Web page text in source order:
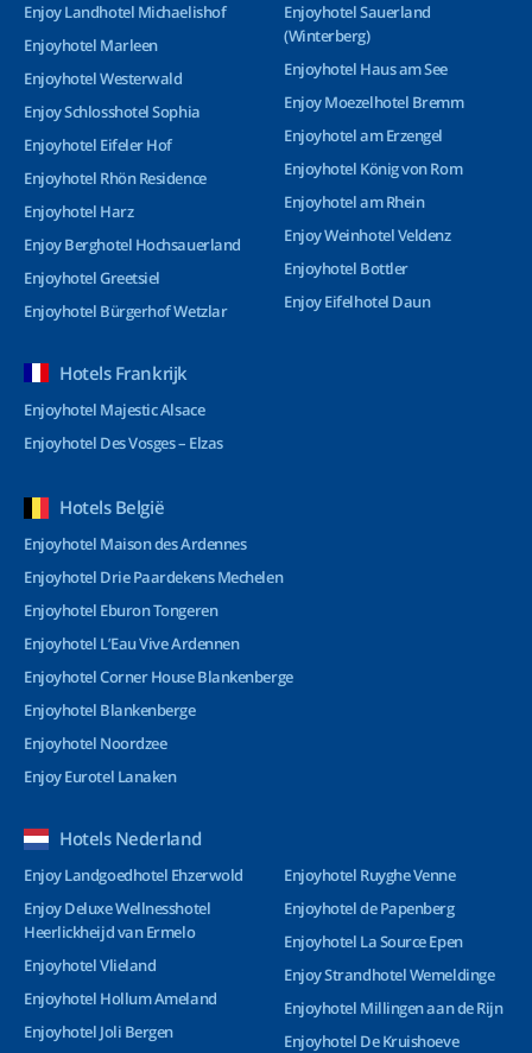
Enjoy Landhotel Michaelishof
Enjoyhotel Marleen
Enjoyhotel Westerwald
Enjoy Schlosshotel Sophia
Enjoyhotel Eifeler Hof
Enjoyhotel Rhön Residence
Enjoyhotel Harz
Enjoy Berghotel Hochsauerland
Enjoyhotel Greetsiel
Enjoyhotel Bürgerhof Wetzlar
Enjoyhotel Sauerland
(Winterberg)
Enjoyhotel Haus am See
Enjoy Moezelhotel Bremm
Enjoyhotel am Erzengel
Enjoyhotel König von Rom
Enjoyhotel am Rhein
Enjoy Weinhotel Veldenz
Enjoyhotel Bottler
Enjoy Eifelhotel Daun
Hotels Frankrijk
Enjoyhotel Majestic Alsace
Enjoyhotel Des Vosges – Elzas
Hotels België
Enjoyhotel Maison des Ardennes
Enjoyhotel Drie Paardekens Mechelen
Enjoyhotel Eburon Tongeren
Enjoyhotel L’Eau Vive Ardennen
Enjoyhotel Corner House Blankenberge
Enjoyhotel Blankenberge
Enjoyhotel Noordzee
Enjoy Eurotel Lanaken
Hotels Nederland
Enjoy Landgoedhotel Ehzerwold
Enjoy Deluxe Wellnesshotel
Heerlickheijd van Ermelo
Enjoyhotel Vlieland
Enjoyhotel Hollum Ameland
Enjoyhotel Joli Bergen
Enjoyhotel Ruyghe Venne
Enjoyhotel de Papenberg
Enjoyhotel La Source Epen
Enjoy Strandhotel Wemeldinge
Enjoyhotel Millingen aan de Rijn
Enjoyhotel De Kruishoeve